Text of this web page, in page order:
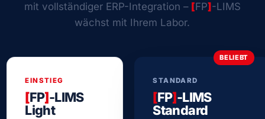
mit vollständiger ERP-Integration – [FP]-LIMS
wächst mit Ihrem Labor.
EINSTIEG
[FP]-LIMS
Light
BELIEBT
STANDARD
[FP]-LIMS
Standard